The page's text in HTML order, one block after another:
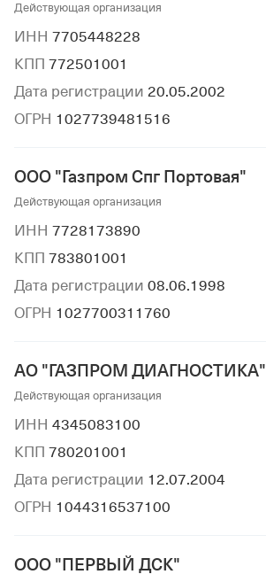
Действующая организация
ИНН 7705448228
КПП 772501001
Дата регистрации 20.05.2002
ОГРН 1027739481516
ООО "Газпром Спг Портовая"
Действующая организация
ИНН 7728173890
КПП 783801001
Дата регистрации 08.06.1998
ОГРН 1027700311760
АО "ГАЗПРОМ ДИАГНОСТИКА"
Действующая организация
ИНН 4345083100
КПП 780201001
Дата регистрации 12.07.2004
ОГРН 1044316537100
ООО "ПЕРВЫЙ ДСК"